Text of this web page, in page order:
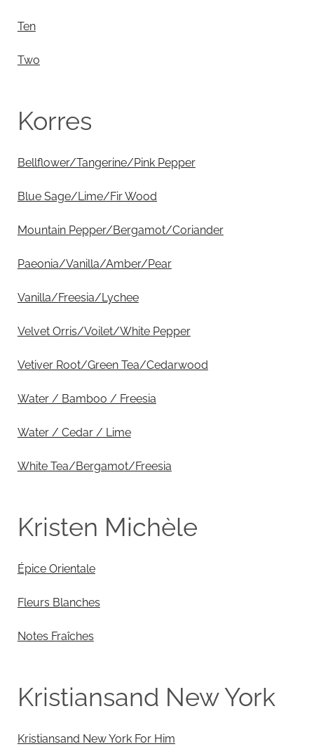
Ten
Two
Korres
Bellflower/Tangerine/Pink Pepper
Blue Sage/Lime/Fir Wood
Mountain Pepper/Bergamot/Coriander
Paeonia/Vanilla/Amber/Pear
Vanilla/Freesia/Lychee
Velvet Orris/Voilet/White Pepper
Vetiver Root/Green Tea/Cedarwood
Water / Bamboo / Freesia
Water / Cedar / Lime
White Tea/Bergamot/Freesia
Kristen Michèle
Épice Orientale
Fleurs Blanches
Notes Fraîches
Kristiansand New York
Kristiansand New York For Him